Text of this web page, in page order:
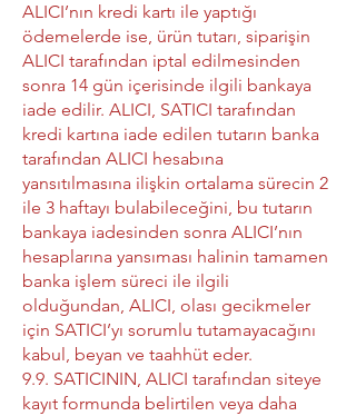
ALICI’nın kredi kartı ile yaptığı
ödemelerde ise, ürün tutarı, siparişin
ALICI tarafından iptal edilmesinden
sonra 14 gün içerisinde ilgili bankaya
iade edilir. ALICI, SATICI tarafından
kredi kartına iade edilen tutarın banka
tarafından ALICI hesabına
yansıtılmasına ilişkin ortalama sürecin 2
ile 3 haftayı bulabileceğini, bu tutarın
bankaya iadesinden sonra ALICI’nın
hesaplarına yansıması halinin tamamen
banka işlem süreci ile ilgili
olduğundan, ALICI, olası gecikmeler
için SATICI’yı sorumlu tutamayacağını
kabul, beyan ve taahhüt eder.
9.9. SATICININ, ALICI tarafından siteye
kayıt formunda belirtilen veya daha